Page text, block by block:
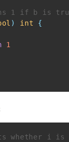
1 if b is
) int
{
1
whether i is